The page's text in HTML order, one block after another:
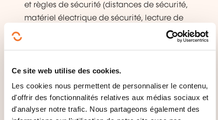
Ce site web utilise des cookies.
Les cookies nous permettent de personnaliser le contenu,
d'offrir des fonctionnalités relatives aux médias sociaux et
d'analyser notre trafic. Nous partageons également des
et règles de sécurité (distances de sécurité,
matériel électrique de sécurité, lecture de
Principes de verrouillage et de consignation
Délimitation et signalisation
Influences environnementales